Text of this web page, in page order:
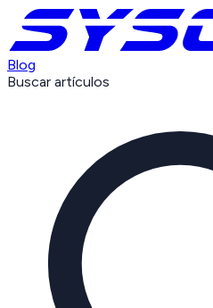
Blog
Buscar artículos